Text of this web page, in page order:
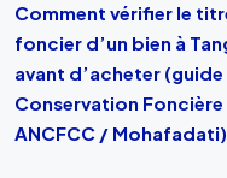
Comment vérifier le
foncier d’un bien à
avant d’acheter (guide
Conservation
ANCFCC / Mohafadati)